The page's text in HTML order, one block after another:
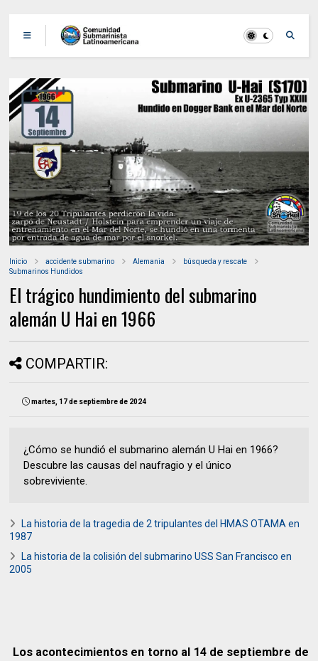
Inicio accidente submarino Alemania
búsqueda y rescate
Submarinos Hundidos
El trágico hundimiento del submarino
alemán U Hai en 1966
COMPARTIR:
martes, 17 de septiembre de 2024
¿Cómo se hundió el submarino alemán U Hai en 1966?
Descubre las causas del naufragio y el único
sobreviviente.
La historia de la tragedia de 2 tripulantes del HMAS OTAMA en
1987
La historia de la colisión del submarino USS San Francisco en
2005
Los acontecimientos en torno al 14 de septiembre de